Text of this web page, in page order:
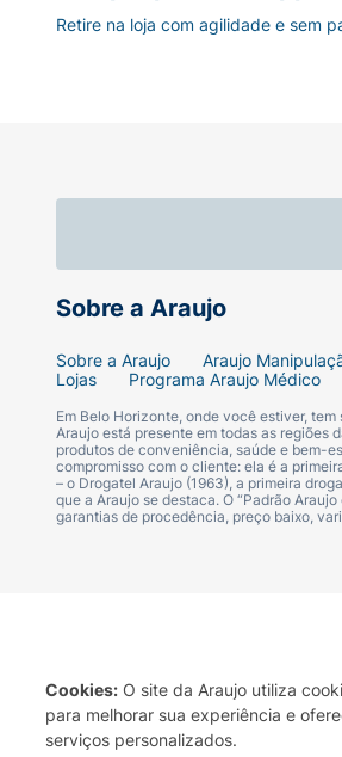
Cookies: O site da Araujo utiliza
para melhorar sua experiência e
serviços personalizados.
condições de saúde
uma alimentação
pode contribuir para
Sobre a Araujo
Sobre a Araujo Araujo
Lojas
Programa Araujo Médico
Em Belo Horizonte, onde você estiver,
Araujo está presente em todas as regiões
produtos de conveniência, saúde e bem-
compromisso com o cliente: ela é a
– o Drogatel Araujo (1963), a primeira
que a Araujo se destaca. O “Padrão
garantias de procedência, preço baixo,
Retire na loja com agilidade e sem
A Drogaria Araujo S/A informa que o seu
marca. Para sua segurança
Araujo S.A. Em caso de dúvidas,